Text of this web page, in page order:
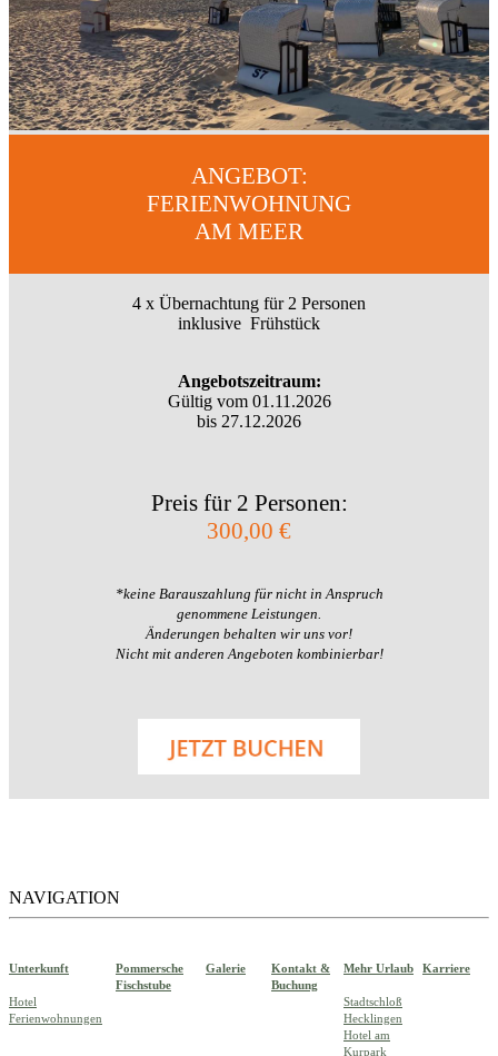
ANGEBOT:
FERIENWOHNUNG
AM MEER
4 x Übernachtung für 2 Personen
inklusive Frühstück
Angebotszeitraum:
Gültig vom 01.11.2026
bis 27.12.2026
Preis für 2 Personen:
300,00 €
*keine Barauszahlung für nicht in Anspruch
genommene Leistungen.
Änderungen behalten wir uns vor!
Nicht mit anderen Angeboten kombinierbar!
NAVIGATION
Unterkunft
Hotel
Ferienwohnungen
Pommersche
Fischstube
Galerie
Kontakt &
Buchung
Mehr Urlaub
Stadtschloß
Hecklingen
Hotel am
Kurpark
Karriere